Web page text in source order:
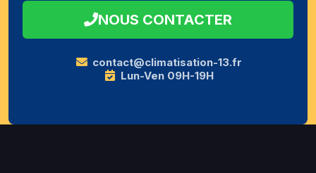
NOUS CONTACTER
contact@climatisation-13.fr
Lun-Ven 09H-19H